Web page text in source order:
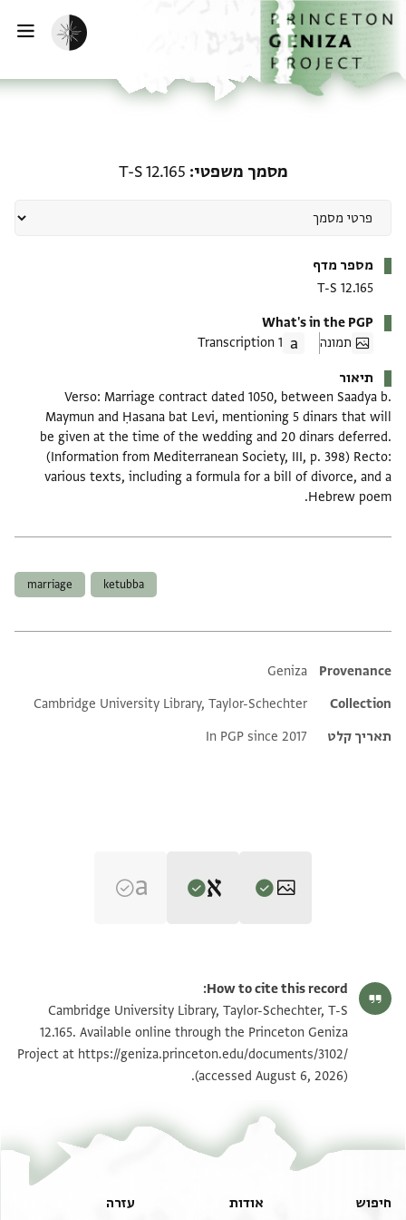
לתוכןהבית
הפעלת מצב כהה
מסמך משפטי T-S 12.165
מספר מדף
T-S 12.165
What's in the PGP
תמונה
1 Transcription
תיאור
Verso: Marriage contract dated 1050, between Saadya b.
Maymun and Ḥasana bat Levi, mentioning 5 dinars that will
be given at the time of the wedding and 20 dinars deferred.
(Information from Mediterranean Society, III, p. 398) Recto:
various texts, including a formula for a bill of divorce, and a
Hebrew poem.
ketubba
marriage
Additional metadata
Provenance
Geniza
Collection
Cambridge University Library, Taylor-Schechter
תאריך קלט
In PGP since 2017
S. D. Goitein's unpublished edition (1950–85).
לי לאינתו כדת משה וישראל וא[ . . . . . . . . . . . . . . . . . . .
. . . . . . . . . . . . . . . . . .
כהלכת גוברין יהודאין דפלחין וזנין ומפרנסין ומכלכלין
ומסוב[ . . . . . . . . . . . . . . . . . . .
וחמשה זוזי דכ[ . . . . . . . . . . . . . . . .
וצבי ואוסיף לה [על] כתובתה עשרין וחמשה דינרין יהב לה
ומשלמא מתנת עלמין מתנה דלית בה חזרה ולית ליה בה
T-S 12.165 1r הגדל וסובב
תנאי היתר שימוש בתצלום
How to cite this record:
Cambridge University Library, Taylor-Schechter, T-S
12.165. Available online through the Princeton Geniza
Project athttps://geniza.princeton.edu/documents/3102/
(accessed August 6, 2026).
חיפוש אודות עזרה